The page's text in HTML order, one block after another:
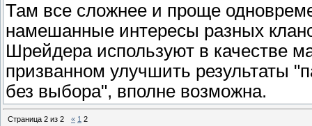
Там все сложнее и проще
намешанные интересы разных
Шрейдера используют в качестве
призванном улучшить результаты
без выбора", вполне возможна.
Страница 2 из 2 « 1 2